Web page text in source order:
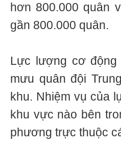
hơn 800.000 quân
gần 800.000 quân.
Lực lượng cơ động
mưu quân đội
khu. Nhiệm vụ của
khu vực nào bên
phương trực thuộc